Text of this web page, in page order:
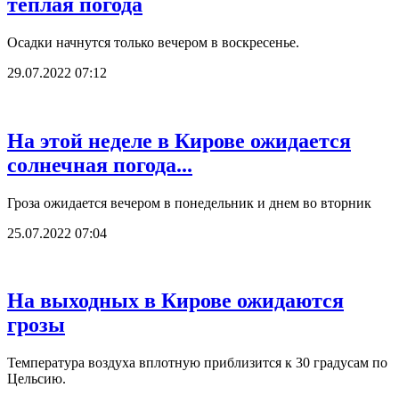
Осадки начнутся только вечером в воскресенье.
29.07.2022 07:12
На этой неделе в Кирове ожидается
солнечная погода...
Гроза ожидается вечером в понедельник и днем во вторник
25.07.2022 07:04
На выходных в Кирове ожидаются
грозы
Температура воздуха вплотную приблизится к 30 градусам по
Цельсию.